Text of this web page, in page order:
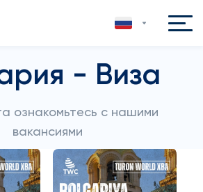
- Виза
ознакомьтесь с нашими
вакансиями